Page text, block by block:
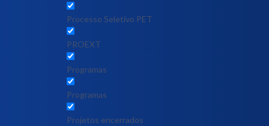
Processo Seletivo PET
PROEXT
Programas
Programas
Projetos encerrados